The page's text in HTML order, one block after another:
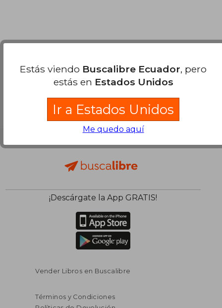
¡Descárgate la App GRATIS!
Vender Libros en Buscalibre
Términos y Condiciones
Estás viendo Buscalibre Ecuador, pero
estás en Estados Unidos
Ir a Estados Unidos
Me quedo aquí